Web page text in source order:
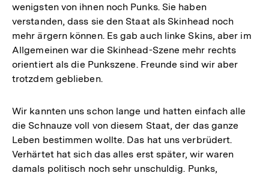
Auflösung
der
Fußnote
wenigsten von ihnen noch Punks. Sie haben
verstanden, dass sie den Staat als Skinhead noch
mehr ärgern können. Es gab auch linke Skins, aber im
Allgemeinen war die Skinhead-Szene mehr rechts
orientiert als die Punkszene. Freunde sind wir aber
trotzdem geblieben.
Wir kannten uns schon lange und hatten einfach alle
die Schnauze voll von diesem Staat, der das ganze
Leben bestimmen wollte. Das hat uns verbrüdert.
Verhärtet hat sich das alles erst später, wir waren
damals politisch noch sehr unschuldig. Punks,